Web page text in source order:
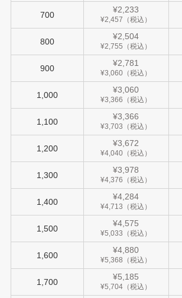
700
¥2,233
¥2,457（税込）
800
¥2,504
¥2,755（税込）
900
¥2,781
¥3,060（税込）
1,000
¥3,060
¥3,366（税込）
1,100
¥3,366
¥3,703（税込）
1,200
¥3,672
¥4,040（税込）
1,300
¥3,978
¥4,376（税込）
1,400
¥4,284
¥4,713（税込）
1,500
¥4,575
¥5,033（税込）
1,600
¥4,880
¥5,368（税込）
1,700
¥5,185
¥5,704（税込）